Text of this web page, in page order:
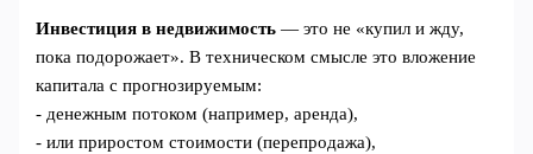
Инвестиция в недвижимость — это не «купил и жду,
пока подорожает». В техническом смысле это вложение
капитала с прогнозируемым:
- денежным потоком (например, аренда),
- или приростом стоимости (перепродажа),